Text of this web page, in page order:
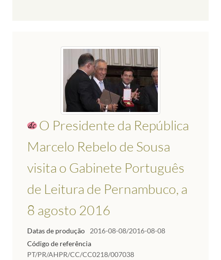
O Presidente da República
Marcelo Rebelo de Sousa
visita o Gabinete Português
de Leitura de Pernambuco, a
8 agosto 2016
Datas de produção
2016-08-08/2016-08-08
Código de referência
PT/PR/AHPR/CC/CC0218/007038